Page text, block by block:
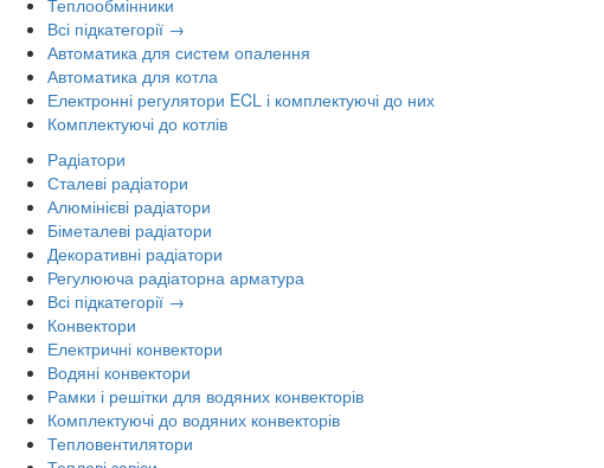
Теплообмінники
Всі підкатегорії →
Автоматика для систем опалення
Автоматика для котла
Електронні регулятори ECL і комплектуючі до них
Комплектуючі до котлів
Радіатори
Сталеві радіатори
Алюмінієві радіатори
Біметалеві радіатори
Декоративні радіатори
Регулююча радіаторна арматура
Всі підкатегорії →
Конвектори
Електричні конвектори
Водяні конвектори
Рамки і решітки для водяних конвекторів
Комплектуючі до водяних конвекторів
Тепловентилятори